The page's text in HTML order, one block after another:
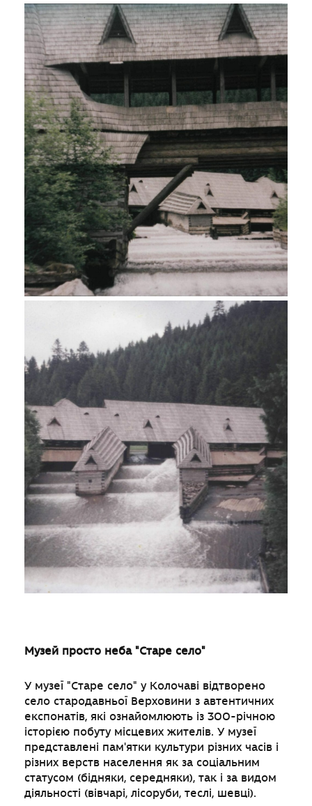
Музей просто неба "Старе село"
У музеї "Старе село" у Колочаві відтворено
село стародавньої Верховини з автентичних
експонатів, які ознайомлюють із 300-річною
історією побуту місцевих жителів. У музеї
представлені пам'ятки культури різних часів і
різних верств населення як за соціальним
статусом (бідняки, середняки), так і за видом
діяльності (вівчарі, лісоруби, теслі, шевці).